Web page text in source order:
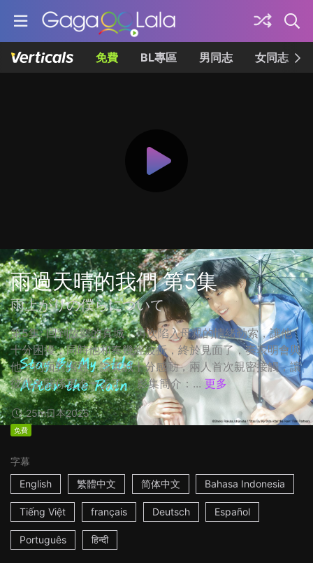
免費 BL專區 男同志 女同志
雨過天晴的我們 第5集
雨上がりの僕らについて
第5集: 回到故鄉的真城，再次陷入母親的情緒勒索，讓他
十分困擾；同時他和奏幾經波折，終於見面了，奏表明會與
他一同面對困難，讓真誠十分感動，兩人首次親密接觸，讓
彼此的關係更進一步了。 影集簡介：... 更多
25m日本2025
免費
字幕
English
繁體中文 简体中文 Bahasa Indonesia
Tiếng Việt français Deutsch Español
Português हिन्दी